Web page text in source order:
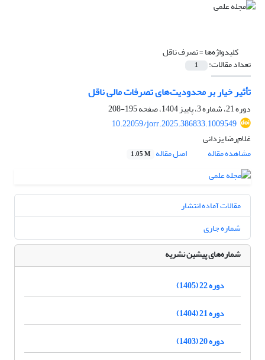
کلیدواژه‌ها =تصرف ناقل
تعداد مقالات: 1
تأثیر خیار بر محدودیت‌های تصرفات مالی ناقل
دوره 21، شماره 3، پاییز 1404، صفحه
195-208
10.22059/jorr.2025.386833.1009549
غلام‌رضا یزدانی
مشاهده مقاله
اصل مقاله 1.05 M
مقالات آماده انتشار
شماره جاری
شماره‌های پیشین نشریه
دوره 22 (1405)
دوره 21 (1404)
دوره 20 (1403)